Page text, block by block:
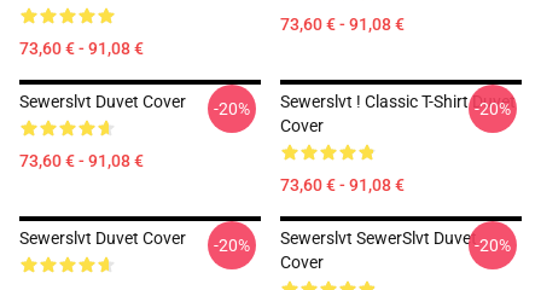
73,60 € - 91,08 €
73,60 € - 91,08 €
Sewerslvt Duvet Cover
73,60 € - 91,08 €
-20%
Sewerslvt ! Classic T-Shirt Duvet
Cover
73,60 € - 91,08 €
-20%
Sewerslvt Duvet Cover -20%
Sewerslvt SewerSlvt Duvet
Cover
-20%